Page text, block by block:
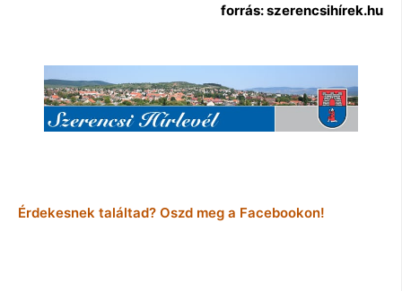
forrás: szerencsihírek.hu
Érdekesnek találtad? Oszd meg a Facebookon!